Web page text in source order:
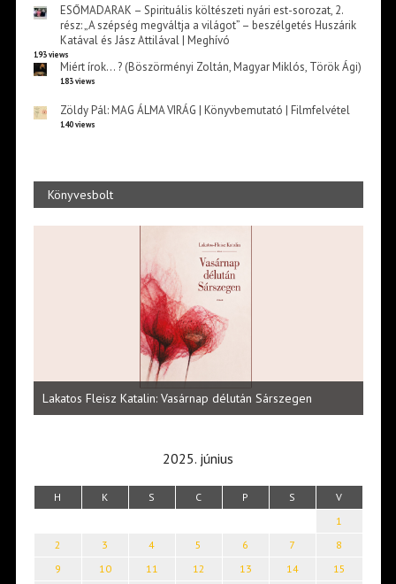
ESŐMADARAK – Spirituális költészeti nyári est-sorozat, 2.
rész: „A szépség megváltja a világot” – beszélgetés Huszárik
Katával és Jász Attilával | Meghívó
193 views
Miért írok… ? (Böszörményi Zoltán, Magyar Miklós, Török Ági)
183 views
Zöldy Pál: MAG ÁLMA VIRÁG | Könyvbemutató | Filmfelvétel
140 views
Könyvesbolt
Lakatos Fleisz Katalin: Vasárnap délután Sárszegen
2025. június
H K S C P S V
1
2
3 4 5 6 7
8
9
10 11 12 13 14
15